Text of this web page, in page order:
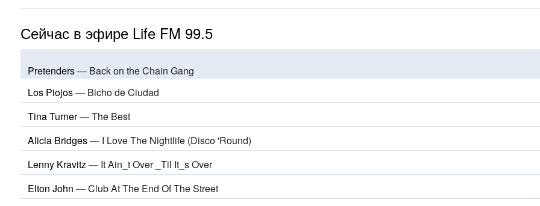
Сейчас в эфире Life FM 99.5
Pretenders— Back on the Chain Gang
Los Piojos— Bicho de Ciudad
Tina Turner—The Best
Alicia Bridges— I Love The Nightlife (Disco 'Round)
Lenny Kravitz— It Ain_t Over _Til It_s Over
Elton John —Club At The End Of The Street